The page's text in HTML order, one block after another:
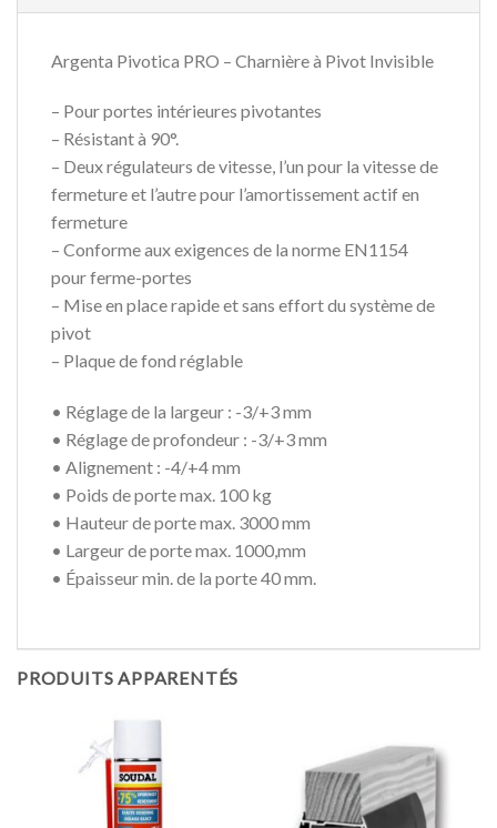
Argenta Pivotica PRO – Charnière à Pivot Invisible
– Pour portes intérieures pivotantes
– Résistant à 90°.
– Deux régulateurs de vitesse, l’un pour la vitesse de
fermeture et l’autre pour l’amortissement actif en
fermeture
– Conforme aux exigences de la norme EN1154
pour ferme-portes
– Mise en place rapide et sans effort du système de
pivot
– Plaque de fond réglable
• Réglage de la largeur : -3/+3 mm
• Réglage de profondeur : -3/+3 mm
• Alignement : -4/+4 mm
• Poids de porte max. 100 kg
• Hauteur de porte max. 3000 mm
• Largeur de porte max. 1000,mm
• Épaisseur min. de la porte 40 mm.
PRODUITS APPARENTÉS